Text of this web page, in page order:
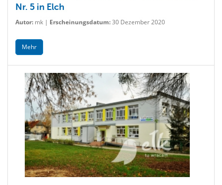
Nr. 5 in Elch
Autor: mk | Erscheinungsdatum:30 Dezember 2020
Mehr